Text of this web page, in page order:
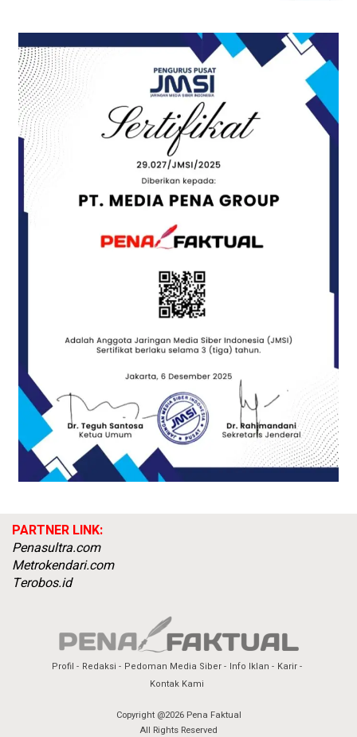
PARTNER LINK:
Penasultra.com
Metrokendari.com
Terobos.id
Profil Redaksi Pedoman Media Siber Info Iklan
Karir
Kontak Kami
Copyright @2026 Pena Faktual
All Rights Reserved